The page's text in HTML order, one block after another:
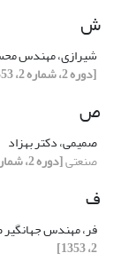
ش
شیرازی، مهندس
[دوره 2، شماره 2، 1353]
ص
صمیمی، دکتر بهزاد
صنعتی[دوره 2، شماره 2، 1353]
ف
فر، مهندس
2، 1353]